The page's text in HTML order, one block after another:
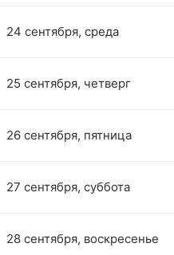
24 сентября, среда
25 сентября, четверг
26 сентября, пятница
27 сентября, суббота
28 сентября, воскресенье